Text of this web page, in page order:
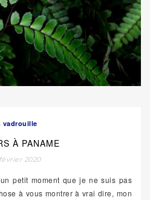
vadrouille
À PANAME
2020
petit moment que je ne suis pas
à vous montrer à vrai dire, mon